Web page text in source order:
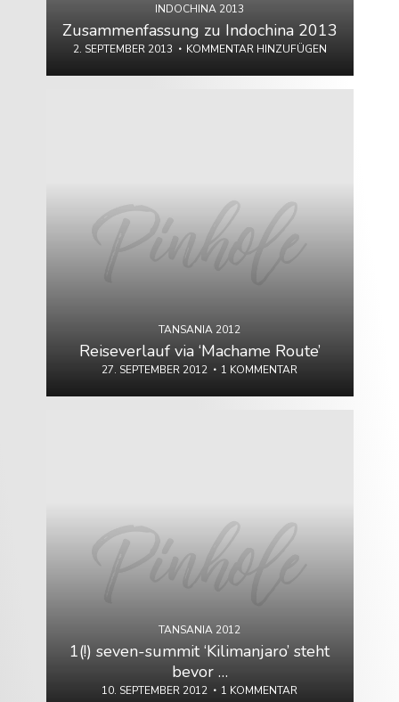
INDOCHINA 2013
Zusammenfassung zu Indochina 2013
2. SEPTEMBER 2013 KOMMENTAR HINZUFÜGEN
TANSANIA 2012
Reiseverlauf via ‘Machame Route’
27. SEPTEMBER 2012 1 KOMMENTAR
TANSANIA 2012
1(!) seven-summit ‘Kilimanjaro’ steht
bevor …
10. SEPTEMBER 2012 1 KOMMENTAR